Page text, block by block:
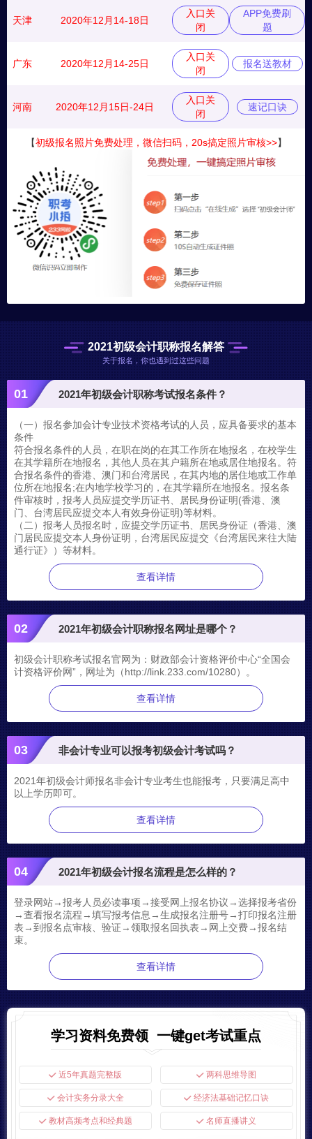
天津 2020年12月14-18日
入口关
闭
APP免费刷
题
广东 2020年12月14-25日
入口关
闭
报名送教材
河南 2020年12月15日-24日
入口关
闭
速记口诀
【初级报名照片免费处理，微信扫码，20s搞定照片审核>>】
2021初级会计职称报名解答
关于报名，你也遇到过这些问题
01 2021年初级会计职称考试报名条件？
（一）报名参加会计专业技术资格考试的人员，应具备要求的基本
条件
符合报名条件的人员，在职在岗的在其工作所在地报名，在校学生
在其学籍所在地报名，其他人员在其户籍所在地或居住地报名。符
合报名条件的香港、澳门和台湾居民，在其内地的居住地或工作单
位所在地报名;在内地学校学习的，在其学籍所在地报名。报名条
件审核时，报考人员应提交学历证书、居民身份证明(香港、澳
门、台湾居民应提交本人有效身份证明)等材料。
（二）报考人员报名时，应提交学历证书、居民身份证（香港、澳
门居民应提交本人身份证明，台湾居民应提交《台湾居民来往大陆
通行证》）等材料。
查看详情
02 2021年初级会计职称报名网址是哪个？
初级会计职称考试报名官网为：财政部会计资格评价中心“全国会
计资格评价网”，网址为（http://link.233.com/10280）。
查看详情
03 非会计专业可以报考初级会计考试吗？
2021年初级会计师报名非会计专业考生也能报考，只要满足高中
以上学历即可。
查看详情
04 2021年初级会计报名流程是怎么样的？
登录网站→报考人员必读事项→接受网上报名协议→选择报考省份
→查看报名流程→填写报考信息→生成报名注册号→打印报名注册
表→到报名点审核、验证→领取报名回执表→网上交费→报名结
束。
查看详情
学习资料免费领 一键get考试重点
近5年真题完整版 两科思维导图
会计实务分录大全 经济法基础记忆口诀
教材高频考点和经典题 名师直播讲义